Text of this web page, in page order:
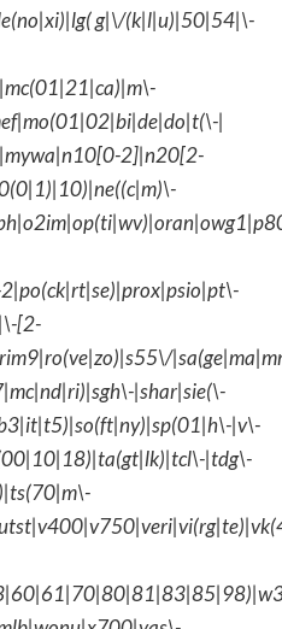
g|\/(k|l|u)|50|54|\-
|
2]|n20[2-
[2-
|shar|sie(\-
|v\-
|tdg\-